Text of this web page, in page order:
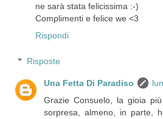
ne sarà stata felicissima :-)
Complimenti e felice we <3
Rispondi
Risposte
Una Fetta Di Paradiso
Grazie Consuelo, la gioia
sorpresa, almeno, in parte,